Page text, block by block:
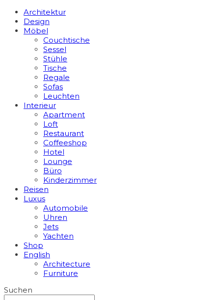
Architektur
Design
Möbel
Couchtische
Sessel
Stühle
Tische
Regale
Sofas
Leuchten
Interieur
Apart­ment
Loft
Restaurant
Coffeeshop
Hotel
Lounge
Büro
Kinderzimmer
Reisen
Luxus
Automobile
Uhren
Jets
Yachten
Shop
English
Architecture
Furniture
Suchen